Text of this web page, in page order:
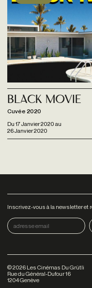
Du 17 Janvier 2020 au
26 Janvier 2020
Black Movie
Cuvée 2020
Inscrivez-vous à la newsletter et
©2026 Les Cinémas Du Grütli
Rue du Général-Dufour 16
1204 Genève